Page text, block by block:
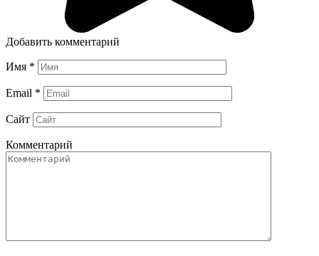
Добавить комментарий
Имя *
Email *
Сайт
Комментарий